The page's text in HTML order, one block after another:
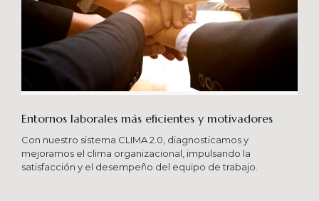
Entornos laborales más eficientes y motivadores
Con nuestro sistema CLIMA 2.0, diagnosticamos y
mejoramos el clima organizacional, impulsando la
satisfacción y el desempeño del equipo de trabajo.